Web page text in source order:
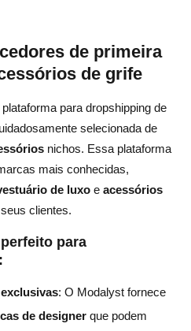
de primeira
de grife
para dropshipping de
selecionada de
nichos. Essa plataforma
mais conhecidas,
de luxo e acessórios
clientes.
para
: O Modalyst fornece
de designer que podem